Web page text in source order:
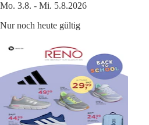
Mo. 3.8. - Mi. 5.8.2026
Nur noch heute gültig